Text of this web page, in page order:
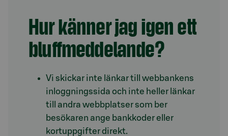
Hur känner jag igen ett
bluffmeddelande?
Vi skickar inte länkar till webbankens
inloggningssida och inte heller länkar
till andra webbplatser som ber
besökaren ange bankkoder eller
kortuppgifter direkt.